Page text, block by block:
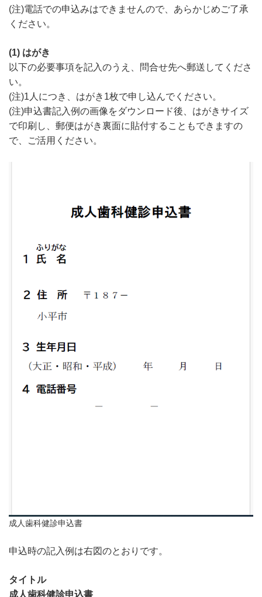
(注)電話での申込みはできませんので、あらかじめご了承
ください。
(1) はがき
以下の必要事項を記入のうえ、問合せ先へ郵送してくださ
い。
(注)1人につき、はがき1枚で申し込んでください。
(注)申込書記入例の画像をダウンロード後、はがきサイズ
で印刷し、郵便はがき裏面に貼付することもできますの
で、ご活用ください。
成人歯科健診申込書
申込時の記入例は右図のとおりです。
タイトル
成人歯科健診申込書